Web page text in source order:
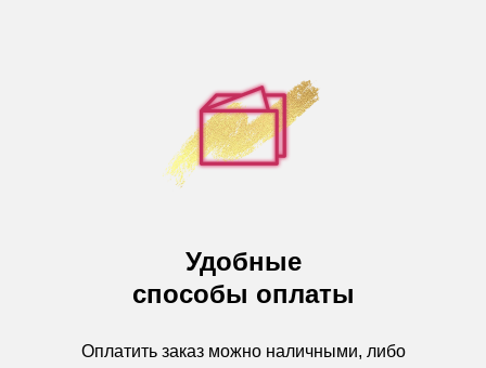
Удобные
способы оплаты
Оплатить заказ можно наличными, либо